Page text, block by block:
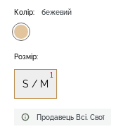
Продавець Всі. Свої
Колір: бежевий
Розмір:
S / M
1